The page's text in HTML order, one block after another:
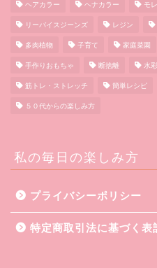
ヘアカラー ヘナカラー モ
リーバイスジーンズ レジン
多肉植物 子育て 家庭菜園
手作りおもちゃ 断捨離 水
筋トレ・ストレッチ 簡単レシピ
５０代からの楽しみ方
私の毎日の楽しみ方
プライバシーポリシー
特定商取引法に基づく表